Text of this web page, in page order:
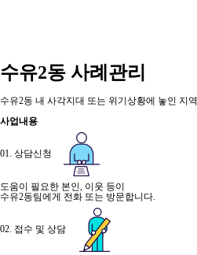
수유2동 사례관리
수유2동 내 사각지대 또는 위기상황에 놓인 지
사업내용
01. 상담신청
도움이 필요한 본인, 이웃 등이
수유2동팀에게 전화 또는 방문합니다.
02. 접수 및 상담